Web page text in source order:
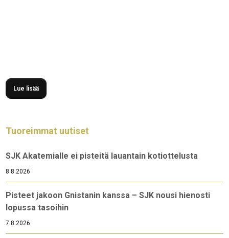
Lue lisää
Tuoreimmat uutiset
SJK Akatemialle ei pisteitä lauantain kotiottelusta
8.8.2026
Pisteet jakoon Gnistanin kanssa – SJK nousi hienosti
lopussa tasoihin
7.8.2026